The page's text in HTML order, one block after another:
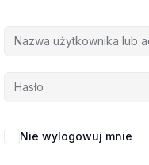
Nie wylogowuj mnie